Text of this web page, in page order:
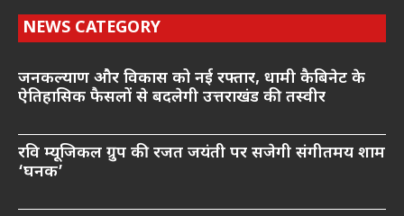
NEWS CATEGORY
जनकल्याण और विकास को नई रफ्तार, धामी कैबिनेट के
ऐतिहासिक फैसलों से बदलेगी उत्तराखंड की तस्वीर
रवि म्यूजिकल ग्रुप की रजत जयंती पर सजेगी संगीतमय शाम
‘घनक’